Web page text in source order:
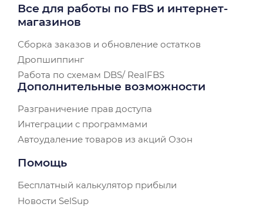
Все для работы по FBS и интернет-
магазинов
Сборка заказов и обновление остатков
Дропшиппинг
Работа по схемам DBS/ RealFBS
Дополнительные возможности
Разграничение прав доступа
Интеграции с программами
Автоудаление товаров из акций Озон
Помощь
Бесплатный калькулятор прибыли
Новости SelSup